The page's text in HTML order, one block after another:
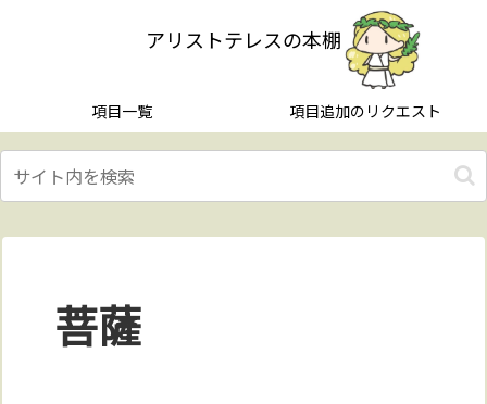
アリストテレスの本棚
項目一覧 項目追加のリクエスト
菩薩